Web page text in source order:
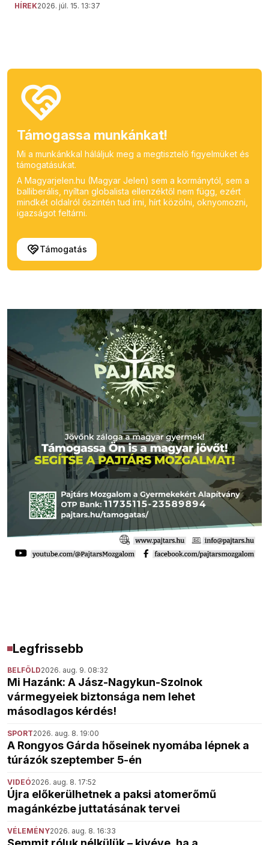
HÍREK2026. júl. 15. 13:37
Támogassa munkánkat!
Mi a munkánkkal háláljuk meg a megtisztelő figyelmüket és
támogatásukat.
A Magyarjelen.hu (Magyar Jelen) sem a kormánytól, sem a
balliberális, nyíltan globalista ellenzéktől nem függ, ezért
mindkét oldalról őszintén tud írni, hírt közölni, oknyomozni,
igazságot feltárni.
Támogatás
Legfrissebb
BELFÖLD2026. aug. 9. 08:32
Mi Hazánk: A Jász-Nagykun-Szolnok
vármegyeiek biztonsága nem lehet
másodlagos kérdés!
SPORT2026. aug. 8. 19:00
A Rongyos Gárda hőseinek nyomába lépnek a
túrázók szeptember 5-én
VIDEÓ2026. aug. 8. 17:52
Újra előkerülhetnek a paksi atomerőmű
magánkézbe juttatásának tervei
VÉLEMÉNY2026. aug. 8. 16:33